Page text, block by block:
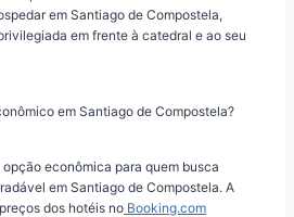
em Santiago de Compostela,
em frente à catedral e ao seu
em Santiago de Compostela?
econômica para quem busca
em Santiago de Compostela. A
dos hotéis no Booking.com